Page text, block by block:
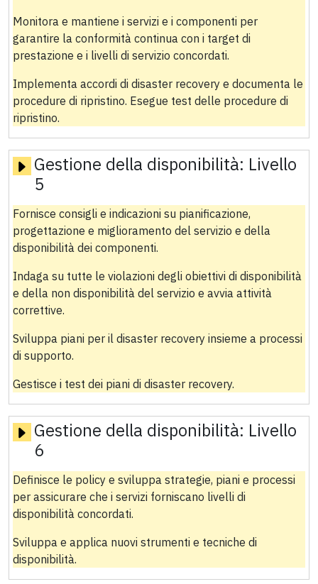
Monitora e mantiene i servizi e i componenti per
garantire la conformità continua con i target di
prestazione e i livelli di servizio concordati.
Implementa accordi di disaster recovery e documenta le
procedure di ripristino. Esegue test delle procedure di
ripristino.
Gestione della disponibilità: Livello
5
Fornisce consigli e indicazioni su pianificazione,
progettazione e miglioramento del servizio e della
disponibilità dei componenti.
Indaga su tutte le violazioni degli obiettivi di disponibilità
e della non disponibilità del servizio e avvia attività
correttive.
Sviluppa piani per il disaster recovery insieme a processi
di supporto.
Gestisce i test dei piani di disaster recovery.
Gestione della disponibilità: Livello
6
Definisce le policy e sviluppa strategie, piani e processi
per assicurare che i servizi forniscano livelli di
disponibilità concordati.
Sviluppa e applica nuovi strumenti e tecniche di
disponibilità.